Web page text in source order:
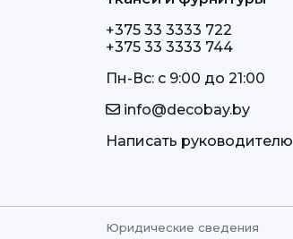
+375 33 3333 722
+375 33 3333 744
Пн-Вс: c 9:00 до 21:00
info@decobay.by
Написать руководителю
Юридические сведения